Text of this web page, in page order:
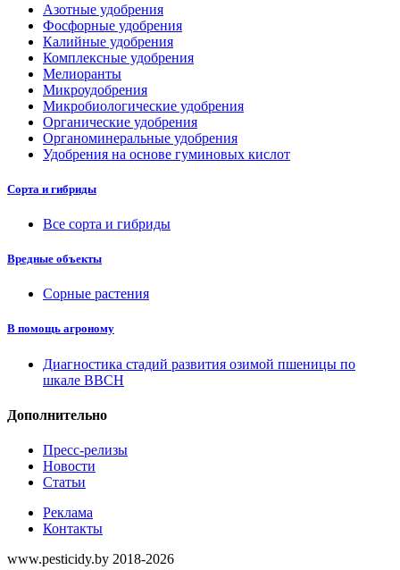
Азотные удобрения
Фосфорные удобрения
Калийные удобрения
Комплексные удобрения
Мелиоранты
Микроудобрения
Микробиологические удобрения
Органические удобрения
Органоминеральные удобрения
Удобрения на основе гуминовых кислот
Сорта и гибриды
Все сорта и гибриды
Вредные объекты
Сорные растения
В помощь агроному
Диагностика стадий развития озимой пшеницы по
шкале ВВСН
Дополнительно
Пресс-релизы
Новости
Статьи
Реклама
Контакты
www.pesticidy.by 2018-2026